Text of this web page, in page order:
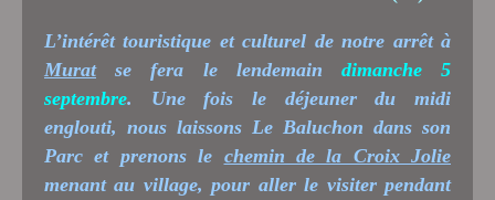
L’intérêt touristique et culturel de notre arrêt à
Muratse fera le lendemain dimanche 5
septembre. Une fois le déjeuner du midi
englouti, nous laissons Le Baluchon dans son
Parc et prenons le chemin de la Croix Jolie
menant au village, pour aller le visiter pendant